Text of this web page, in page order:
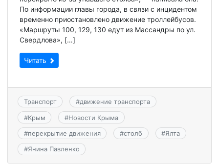
По информации главы города, в связи с инцидентом
временно приостановлено движение троллейбусов.
«Маршруты 100, 129, 130 едут из Массандры по ул.
Свердлова», […]
Читать
Транспорт #движение транспорта
#Крым #Новости Крыма
#перекрытие движения #столб #Ялта
#Янина Павленко